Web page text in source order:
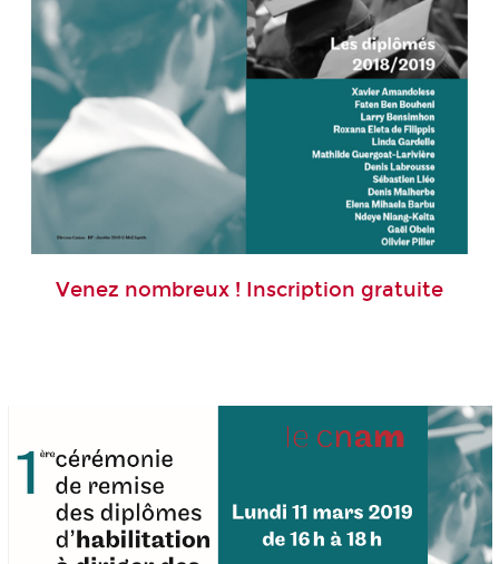
Venez nombreux ! Inscription gratuite